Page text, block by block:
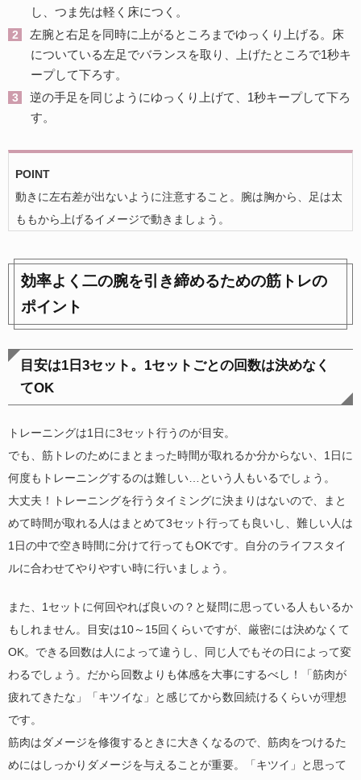
し、つま先は軽く床につく。
左腕と右足を同時に上がるところまでゆっくり上げる。床
についている左足でバランスを取り、上げたところで1秒キ
ープして下ろす。
逆の手足を同じようにゆっくり上げて、1秒キープして下ろ
す。
POINT
動きに左右差が出ないように注意すること。腕は胸から、足は太
ももから上げるイメージで動きましょう。
効率よく二の腕を引き締めるための筋トレの
ポイント
目安は1日3セット。1セットごとの回数は決めなく
てOK
トレーニングは1日に3セット行うのが目安。
でも、筋トレのためにまとまった時間が取れるか分からない、1日に
何度もトレーニングするのは難しい…という人もいるでしょう。
大丈夫！トレーニングを行うタイミングに決まりはないので、まと
めて時間が取れる人はまとめて3セット行っても良いし、難しい人は
1日の中で空き時間に分けて行ってもOKです。自分のライフスタイ
ルに合わせてやりやすい時に行いましょう。
また、1セットに何回やれば良いの？と疑問に思っている人もいるか
もしれません。目安は10～15回くらいですが、厳密には決めなくて
OK。できる回数は人によって違うし、同じ人でもその日によって変
わるでしょう。だから回数よりも体感を大事にするべし！「筋肉が
疲れてきたな」「キツイな」と感じてから数回続けるくらいが理想
です。
筋肉はダメージを修復するときに大きくなるので、筋肉をつけるた
めにはしっかりダメージを与えることが重要。「キツイ」と思って